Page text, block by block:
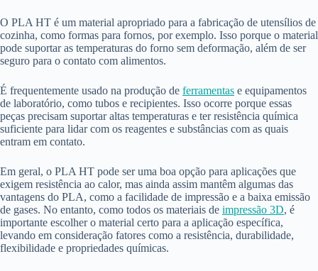
O PLA HT é um material apropriado para a fabricação de utensílios de
cozinha, como formas para fornos, por exemplo. Isso porque o material
pode suportar as temperaturas do forno sem deformação, além de ser
seguro para o contato com alimentos.
É frequentemente usado na produção de ferramentas e equipamentos
de laboratório, como tubos e recipientes. Isso ocorre porque essas
peças precisam suportar altas temperaturas e ter resistência química
suficiente para lidar com os reagentes e substâncias com as quais
entram em contato.
Em geral, o PLA HT pode ser uma boa opção para aplicações que
exigem resistência ao calor, mas ainda assim mantêm algumas das
vantagens do PLA, como a facilidade de impressão e a baixa emissão
de gases. No entanto, como todos os materiais de impressão 3D, é
importante escolher o material certo para a aplicação específica,
levando em consideração fatores como a resistência, durabilidade,
flexibilidade e propriedades químicas.